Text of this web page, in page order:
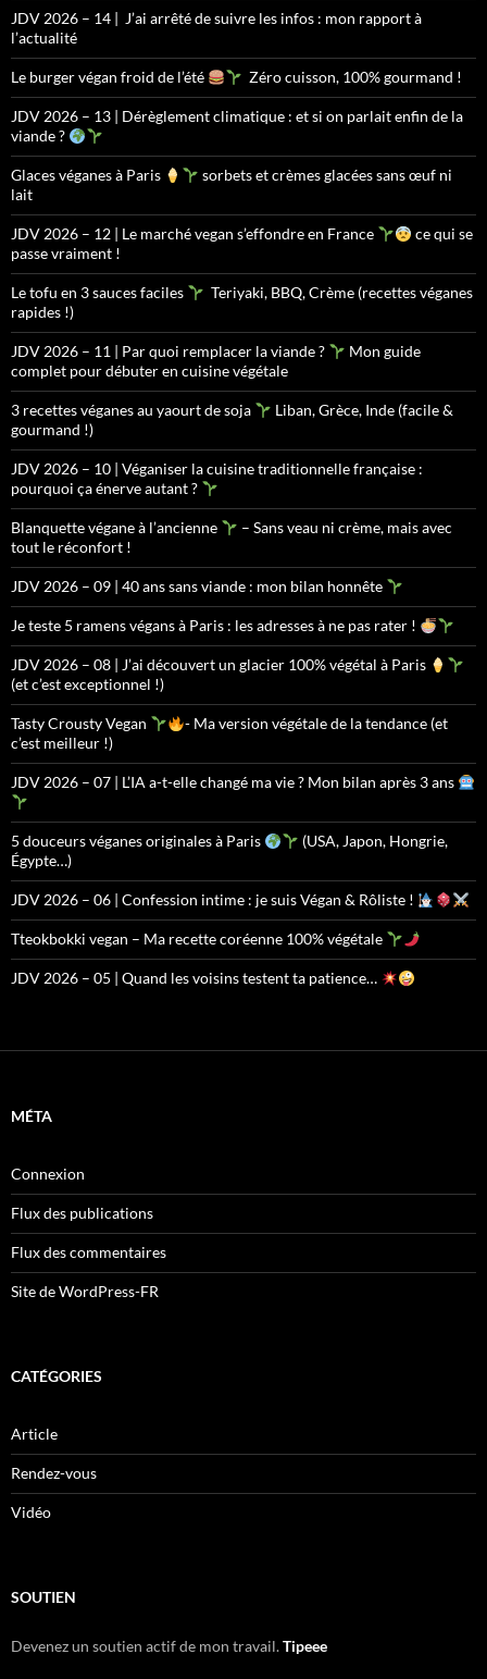
JDV 2026 – 14 | J’ai arrêté de suivre les infos : mon rapport à
l’actualité
Le burger végan froid de l’été Zéro cuisson, 100% gourmand !
JDV 2026 – 13 | Dérèglement climatique : et si on parlait enfin de la
viande ?
Glaces véganes à Paris
sorbets et crèmes glacées sans œuf ni
lait
JDV 2026 – 12 | Le marché vegan s’effondre en France
ce qui se
passe vraiment !
Le tofu en 3 sauces faciles
Teriyaki, BBQ, Crème (recettes véganes
rapides !)
JDV 2026 – 11 | Par quoi remplacer la viande ?
Mon guide
complet pour débuter en cuisine végétale
3 recettes véganes au yaourt de soja
Liban, Grèce, Inde (facile &
gourmand !)
JDV 2026 – 10 | Véganiser la cuisine traditionnelle française :
pourquoi ça énerve autant ?
Blanquette végane à l’ancienne
– Sans veau ni crème, mais avec
tout le réconfort !
JDV 2026 – 09 | 40 ans sans viande : mon bilan honnête
Je teste 5 ramens végans à Paris : les adresses à ne pas rater !
JDV 2026 – 08 | J’ai découvert un glacier 100% végétal à Paris
(et c’est exceptionnel !)
Tasty Crousty Vegan
- Ma version végétale de la tendance (et
c’est meilleur !)
JDV 2026 – 07 | L’IA a-t-elle changé ma vie ? Mon bilan après 3 ans
5 douceurs véganes originales à Paris
(USA, Japon, Hongrie,
Égypte…)
JDV 2026 – 06 | Confession intime : je suis Végan & Rôliste !
Tteokbokki vegan – Ma recette coréenne 100% végétale
JDV 2026 – 05 | Quand les voisins testent ta patience…
MÉTA
Connexion
Flux des publications
Flux des commentaires
Site de WordPress-FR
CATÉGORIES
Article
Rendez-vous
Vidéo
SOUTIEN
Devenez un soutien actif de mon travail.Tipeee